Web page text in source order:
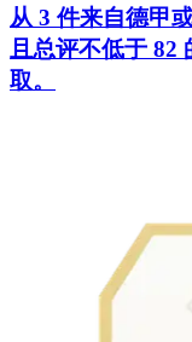
从 3 件来自德甲
且总评不低于 82
取。